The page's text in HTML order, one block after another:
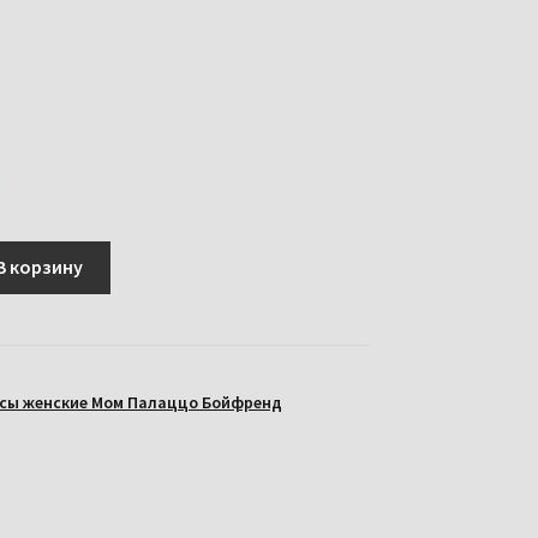
корзину
женские Мом Палаццо Бойфренд